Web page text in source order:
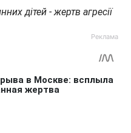
дітей - жертв агресії